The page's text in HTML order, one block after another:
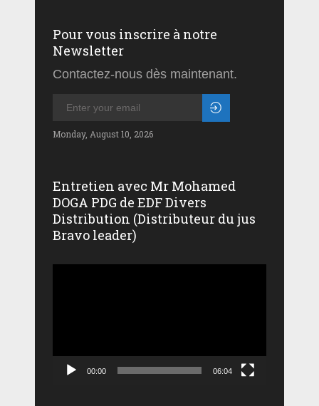
Pour vous inscrire à notre
Newsletter
Contactez-nous dès maintenant.
Monday, August 10, 2026
Entretien avec Mr Mohamed
DOGA PDG de EDF Divers
Distribution (Distributeur du jus
Bravo leader)
00:00 06:04